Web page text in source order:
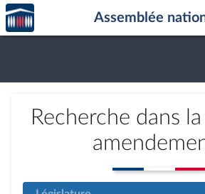
Aller au contenu
Aller en bas de la page
Accèder
à la
page
Assemblée
Recherche dans